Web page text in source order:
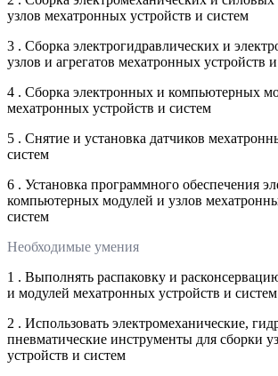
узлов мехатронных устройств и систем
3 . Сборка электрогидравлических и
узлов и агрегатов мехатронных устройств
4 . Сборка электронных и компьютерных
мехатронных устройств и систем
5 . Снятие и установка датчиков
систем
6 . Установка программного обеспечения
компьютерных модулей и узлов
систем
Необходимые умения
1 . Выполнять распаковку и
и модулей мехатронных устройств и систем
2 . Использовать электромеханические,
пневматические инструменты для сборки
устройств и систем